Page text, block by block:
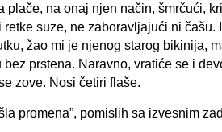
plače, na onaj njen način, šmrčući,
suze, ne zaboravljajući ni čašu.
žao mi je njenog starog bikinija,
bez prstena. Naravno, vratiće se i
zove. Nosi četiri flaše.
promena”, pomislih sa izvesnim